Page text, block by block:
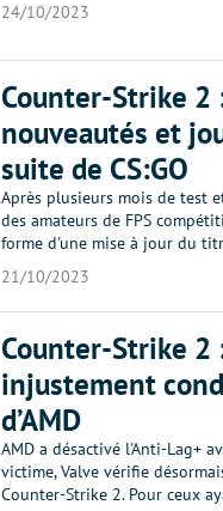
24/10/2023
Counter-Strike 2
nouveautés et
suite de CS:GO
Après plusieurs mois de test
des amateurs de FPS
forme d'une mise à jour du
21/10/2023
Counter-Strike 2
injustement
d’AMD
AMD a désactivé l'Anti-Lag+
victime, Valve vérifie
Counter-Strike 2. Pour ceux